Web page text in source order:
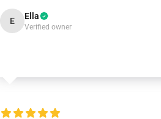
E Ella
Verified owner